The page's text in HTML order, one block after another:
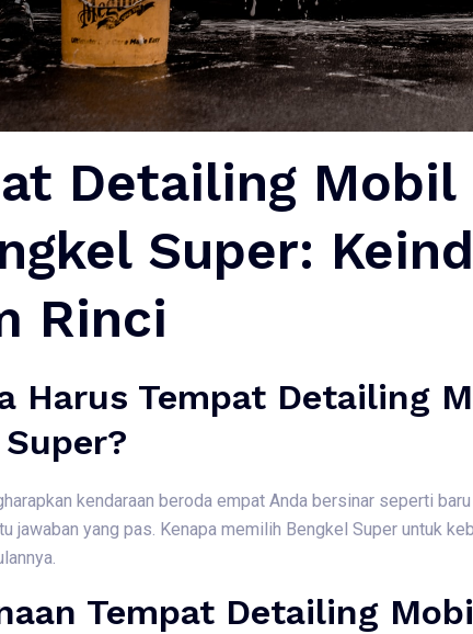
Detailing Mobil
Super:
Rinci
Harus Tempat Detailing
kendaraan beroda empat Anda bersinar seperti
jawaban yang pas. Kenapa memilih Bengkel Super untuk
Tempat Detailing